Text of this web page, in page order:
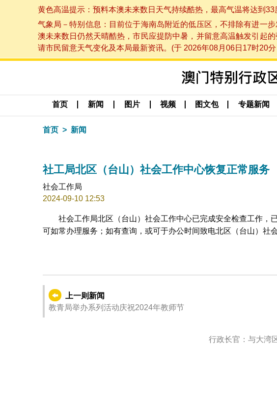
黄色高温提示：预料本澳未来数日天气持续酷热，最高气温将达到
气象局－特别信息：目前位于海南岛附近的低压区，不排除有进一
澳未来数日仍然天晴酷热，市民应提防中暑，并留意高温触发引起
请市民留意天气变化及本局最新资讯。(于 2026年08月06日17时20
首页 新闻 图片 视频 图文包 专题新闻
首页 新闻
社工局北区（台山）社会工作中心恢复正常服务
社会工作局
2024-09-10 12:53
社会工作局北区（台山）社会工作中心已完成安全检查工作，
可如常办理服务；如有查询，或可于办公时间致电北区（台山）社
上一则新闻
教青局举办系列活动庆祝2024年教师节
行政长官：与大湾